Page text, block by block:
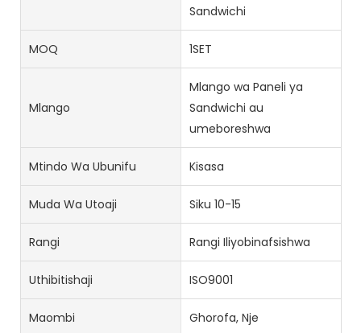
Sandwichi
MOQ 1SET
Mlango
Mlango wa Paneli ya
Sandwichi au
umeboreshwa
Mtindo Wa Ubunifu Kisasa
Muda Wa Utoaji Siku 10-15
Rangi Rangi Iliyobinafsishwa
Uthibitishaji ISO9001
Maombi Ghorofa, Nje